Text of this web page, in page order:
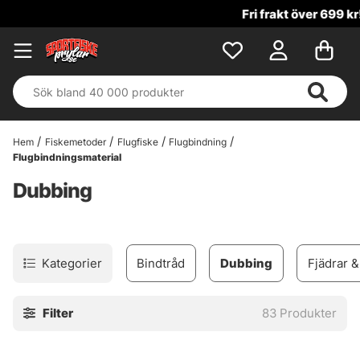
Fri frakt över 699 kr!
Hem Fiskemetoder Flugfiske
Flugbindning
Flugbindningsmaterial
Dubbing
Kategorier Bindtråd Dubbing Fjädrar
Filter 83 Produkter